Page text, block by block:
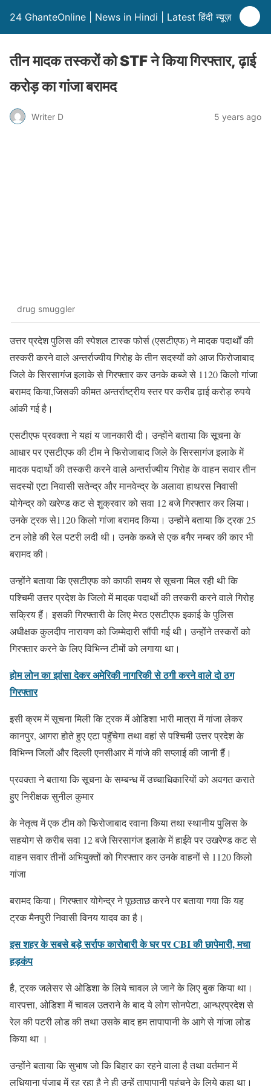
24 GhanteOnline | News in Hindi | Latest हिंदी न्यूज़
तीन मादक तस्करों को STF ने किया गिरफ्तार, ढ़ाई
करोड़ का गांजा बरामद
Writer D 5 years ago
drug smuggler
उत्तर प्रदेश पुलिस की स्पेशल टास्क फोर्स (एसटीएफ) ने मादक पदार्थों की
तस्करी करने वाले अन्तर्राज्यीय गिरोह के तीन सदस्यों को आज फिरोजाबाद
जिले के सिरसागंज इलाके से गिरफ्तार कर उनके कब्जे से 1120 किलो गांजा
बरामद किया,जिसकी कीमत अन्तर्राष्ट्रीय स्तर पर करीब ढ़ाई करोड़ रुपये
आंकी गई है।
एसटीएफ प्रवक्ता ने यहां य जानकारी दी। उन्होंने बताया कि सूचना के
आधार पर एसटीएफ की टीम ने फिरोजाबाद जिले के सिरसागंज इलाके में
मादक पदार्थो की तस्करी करने वाले अन्तर्राज्यीय गिरोह के वाहन सवार तीन
सदस्यों एटा निवासी सतेन्द्र और मानवेन्द्र के अलावा हाथरस निवासी
योगेन्द्र को खरेण्ड कट से शुक्रवार को सवा 12 बजे गिरफ्तार कर लिया।
उनके ट्रक से1120 किलो गांजा बरामद किया। उन्होंने बताया कि ट्रक 25
टन लोहे की रेल पटरी लदी थी। उनके कब्जे से एक बगैर नम्बर की कार भी
बरामद की।
उन्होंने बताया कि एसटीएफ को काफी समय से सूचना मिल रही थी कि
पश्चिमी उत्तर प्रदेश के जिलो में मादक पदार्थाे की तस्करी करने वाले गिरोह
सक्रिय हैं। इसकी गिरफ्तारी के लिए मेरठ एसटीएफ इकाई के पुलिस
अधीक्षक कुलदीप नारायण को जिम्मेदारी सौंपी गई थी। उन्होंने तस्करों को
गिरफ्तार करने के लिए विभिन्न टीमों को लगाया था।
होम लोन का झांसा देकर अमेरिकी नागरिकी से ठगी करने वाले दो ठग
गिरफ्तार
इसी क्रम में सूचना मिली कि ट्रक में ओडिशा भारी मात्रा में गांजा लेकर
कानपुर, आगरा होते हुए एटा पहॅुचेगा तथा वहां से पश्चिमी उत्तर प्रदेश के
विभिन्न जिलों और दिल्ली एनसीआर में गांजे की सप्लाई की जानी हैं।
प्रवक्ता ने बताया कि सूचना के सम्बन्ध में उच्चाधिकारियों को अवगत कराते
हुए निरीक्षक सुनील कुमार
के नेतृत्व में एक टीम को फिरोजाबाद रवाना किया तथा स्थानीय पुलिस के
सहयोग से करीब सवा 12 बजे सिरसागंज इलाके में हाईवे पर उखरेण्ड कट से
वाहन सवार तीनाें अभियुक्तों को गिरफ्तार कर उनके वाहनों से 1120 किलो
गांजा
बरामद किया। गिरफ्तार योगेन्द्र ने पूछताछ करने पर बताया गया कि यह
ट्रक मैनपुरी निवासी विनय यादव का है।
इस शहर के सबसे बड़े सर्राफ कारोबारी के घर पर CBI की छापेमारी, मचा
हड़कंप
है, ट्रक जलेसर से ओडिशा के लिये चावल ले जाने के लिए बुक किया था।
वारपत्ता, ओडिशा में चावल उतराने के बाद ये लोग सोनपेटा, आन्ध्रप्रदेश से
रेल की पटरी लोड की तथा उसके बाद हम तापापानी के आगे से गांजा लोड
किया था ।
उन्होंने बताया कि सुभाष जो कि बिहार का रहने वाला है तथा वर्तमान में
लुधियाना पंजाब में रह रहा है ने ही उन्हें तापापानी पहुंचने के लिये कहा था।